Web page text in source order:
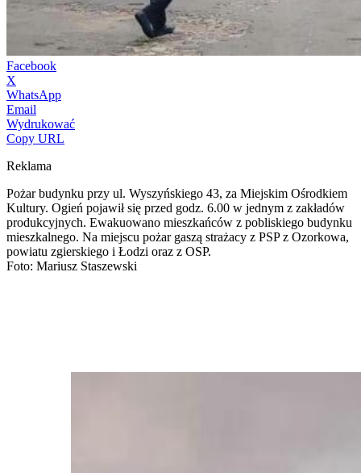
Facebook
X
WhatsApp
Email
Wydrukować
Copy URL
Reklama
Pożar budynku przy ul. Wyszyńskiego 43, za Miejskim Ośrodkiem
Kultury. Ogień pojawił się przed godz. 6.00 w jednym z zakładów
produkcyjnych. Ewakuowano mieszkańców z pobliskiego budynku
mieszkalnego. Na miejscu pożar gaszą strażacy z PSP z Ozorkowa,
powiatu zgierskiego i Łodzi oraz z OSP.
Foto: Mariusz Staszewski